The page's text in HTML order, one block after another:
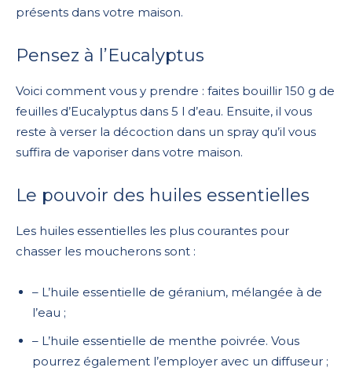
présents dans votre maison.
Pensez à l’Eucalyptus
Voici comment vous y prendre : faites bouillir 150 g de
feuilles d’Eucalyptus dans 5 l d’eau. Ensuite, il vous
reste à verser la décoction dans un spray qu’il vous
suffira de vaporiser dans votre maison.
Le pouvoir des huiles essentielles
Les huiles essentielles les plus courantes pour
chasser les moucherons sont :
– L’huile essentielle de géranium, mélangée à de
l’eau ;
– L’huile essentielle de menthe poivrée. Vous
pourrez également l’employer avec un diffuseur ;